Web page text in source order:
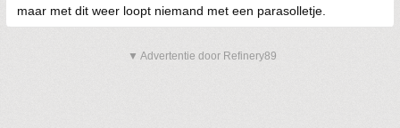
maar met dit weer loopt niemand met een parasolletje.
▼ Advertentie door Refinery89